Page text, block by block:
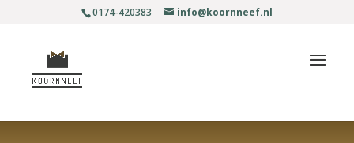
0174-420383 info@koornneef.nl